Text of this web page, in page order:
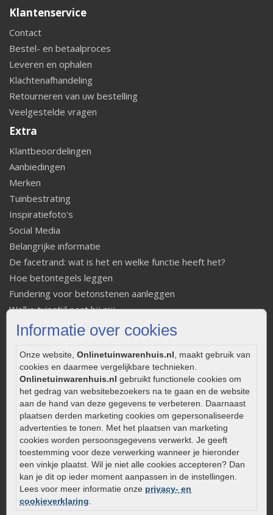
Informatie over cookies
Onze website, Onlinetuinwarenhuis.nl , maakt gebruik van
cookies en daarmee vergelijkbare technieken.
Onlinetuinwarenhuis.nl gebruikt functionele cookies om
het gedrag van websitebezoekers na te gaan en de website
aan de hand van deze gegevens te verbeteren. Daarnaast
plaatsen derden marketing cookies om gepersonaliseerde
advertenties te tonen. Met het plaatsen van marketing
cookies worden persoonsgegevens verwerkt. Je geeft
toestemming voor deze verwerking wanneer je hieronder
een vinkje plaatst. Wil je niet alle cookies accepteren? Dan
kan je dit op ieder moment aanpassen in de instellingen.
Lees voor meer informatie onze privacy- en
cookieverklaring
Klantenservice
Contact
Bestel- en betaalproces
Leveren en ophalen
Klachtenafhandeling
Retourneren van uw bestelling
Veelgestelde vragen
Extra
Klantbeoordelingen
Aanbiedingen
Merken
Tuinbestrating
Inspiratiefoto's
Social Media
Belangrijke informatie
De facetrand: wat is het en welke functie heeft het?
Hoe betontegels leggen
Fundering voor betonstenen aanleggen
Welke tuinstijl past bij mij
Strakke tuin inrichten
Onderhoud van gebakken bestrating
Aanlegtips voor gebakken bestrating
Zelf een terras aanleggen
Kleine stadstuin inrichten
0320 – 219170
Kaapstanderweg 41
8243 RB Lelystad
info@onlinetuinwarenhuis.nl
Routebeschrijving